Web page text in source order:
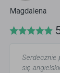
Magdalena
Serdecznie
się